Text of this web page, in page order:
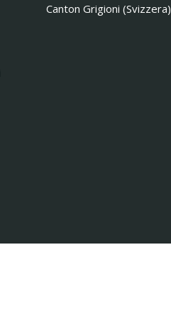
Canton Grigioni (Svizzera)